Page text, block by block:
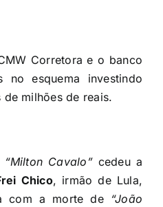
Corretora e o banco
no esquema investindo
de milhões de reais.
“Milton Cavalo”cedeu a
Chico, irmão de Lula,
com a morte de “João